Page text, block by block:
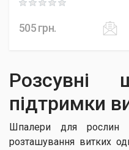
Rating: 0 out of 5
505грн.
Розсувні
підтримки
Шпалери для рослин
розташування витких